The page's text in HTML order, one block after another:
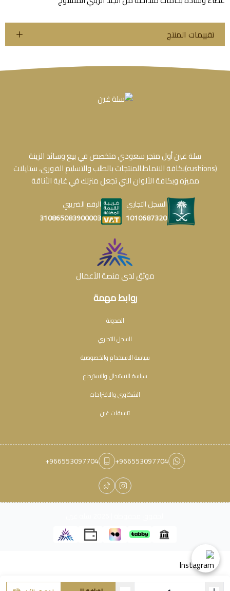
تقييمات المنتج
روابط مهمة
المدونة
السجل التجاري
سياسة الاستخدام والخصوصية
سياسة الاستبدال والاسترجاع
الشكاوى والاقتراحات
تنسيقات غين
سلة غين أول متجر سعودي متخصص في بيع وسائد الزينة
(cushions)بكافة الانماط،المنتجات بالطلب والتسليم الفورى، ستايلات
مميزه وبكافة الألوان التي تجعل منزلك في غاية الأناقة
السجل التجاري
1010687320
الرقم الضريبي
310865083900003
موثق لدى منصة الأعمال
+966553097704
+966553097704